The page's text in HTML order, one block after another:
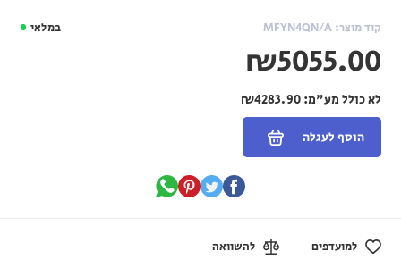
במלאי קוד מוצר: MFYN4QN/A
₪5055.00
לא כולל מע"מ:₪4283.90
הוסף לעגלה
למועדפים להשוואה